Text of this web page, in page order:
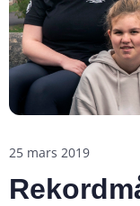
25 mars 2019